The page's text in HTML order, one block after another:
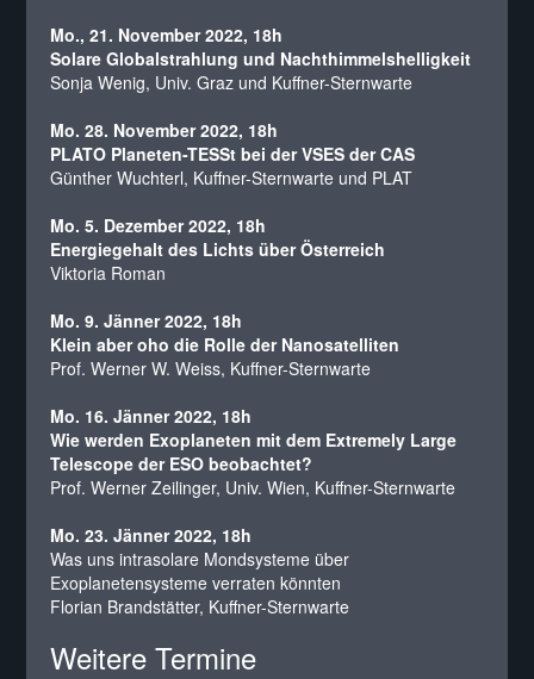
Mo., 21. November 2022, 18h
Solare Globalstrahlung und Nachthimmelshelligkeit
Sonja Wenig, Univ. Graz und Kuffner-Sternwarte
Mo. 28. November 2022, 18h
PLATO Planeten-TESSt bei der VSES der CAS
Günther Wuchterl, Kuffner-Sternwarte und PLAT
Mo. 5. Dezember 2022, 18h
Energiegehalt des Lichts über Österreich
Viktoria Roman
Mo. 9. Jänner 2022, 18h
Klein aber oho die Rolle der Nanosatelliten
Prof. Werner W. Weiss, Kuffner-Sternwarte
Mo. 16. Jänner 2022, 18h
Wie werden Exoplaneten mit dem Extremely Large
Telescope der ESO beobachtet?
Prof. Werner Zeilinger, Univ. Wien, Kuffner-Sternwarte
Mo. 23. Jänner 2022, 18h
Was uns intrasolare Mondsysteme über
Exoplanetensysteme verraten könnten
Florian Brandstätter, Kuffner-Sternwarte
Weitere Termine